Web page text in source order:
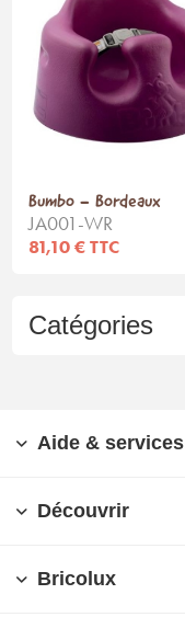
Catégories
Bumbo - Bordeaux
JA001-WR
81,10 € TTC
Aide & services
Découvrir
Bricolux